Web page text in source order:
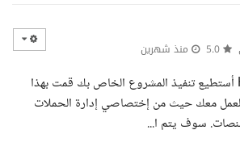
منذ شهرين
تحياتى أستاذ Hussein أستطيع تنفيذ المشروع الخاص بك قمت بهذا
للعمل معك حيث من إختصاصي إدارة الحملات
سوف يتم ا...